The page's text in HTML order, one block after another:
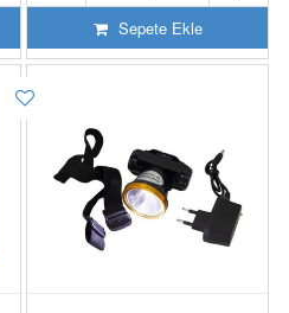
Sepete Ekle